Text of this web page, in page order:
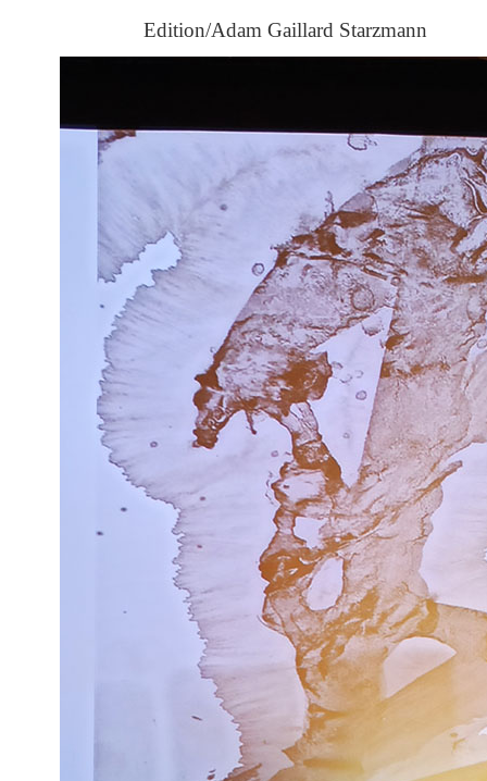
Edition/Adam Gaillard Starzmann